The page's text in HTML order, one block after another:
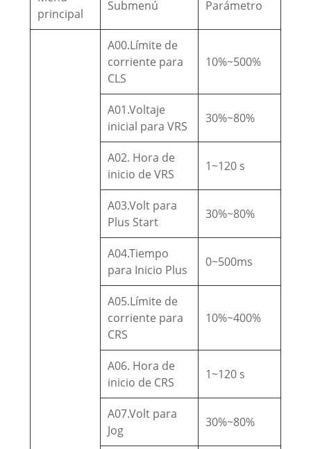
principal
Submenú Parámetro
A00.Límite de
corriente para
CLS
10%~500%
A01.Voltaje
inicial para VRS
30%~80%
A02. Hora de
inicio de VRS
1~120 s
A03.Volt para
Plus Start
30%~80%
A04.Tiempo
para Inicio Plus
0~500ms
A05.Límite de
corriente para
CRS
10%~400%
A06. Hora de
inicio de CRS
1~120 s
A07.Volt para
Jog
30%~80%